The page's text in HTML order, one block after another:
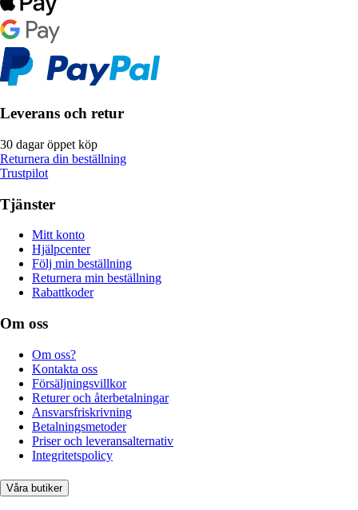
Leverans och retur
30 dagar öppet köp
Returnera din beställning
Trustpilot
Tjänster
Mitt konto
Hjälpcenter
Följ min beställning
Returnera min beställning
Rabattkoder
Om oss
Om oss?
Kontakta oss
Försäljningsvillkor
Returer och återbetalningar
Ansvarsfriskrivning
Betalningsmetoder
Priser och leveransalternativ
Integritetspolicy
Våra butiker